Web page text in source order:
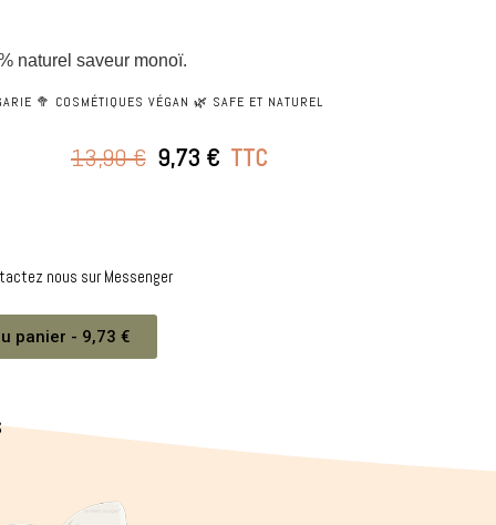
🥦 COSMÉTIQUES VÉGAN 🌿 SAFE ET NATUREL
13,90 € 9,73 € TTC
nous sur Messenger
panier - 9,73 €